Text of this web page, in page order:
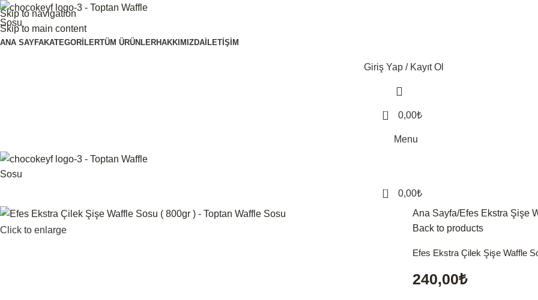
Skip to navigation
Skip to main content
ANA SAYFAKATEGORILERTÜM ÜRÜNLERHAKKIMIZDA İLETIŞIM
Giriş Yap / Kayıt Ol
0 0,00₺
Menu
0 0,00₺
Click to enlarge
Ana Sayfa Efes Ekstra Şişe
Back to products
Efes Ekstra Çilek Şişe Waffle
240,00₺